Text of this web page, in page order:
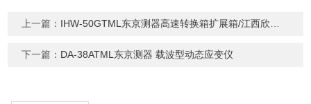
上一篇： IHW-50GTML东京测器高速转换箱扩展箱/江西欣罡科技
下一篇： DA-38ATML东京测器 载波型动态应变仪